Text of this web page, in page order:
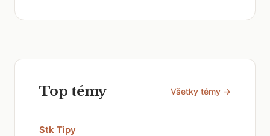
Top témy Všetky témy →
Stk Tipy